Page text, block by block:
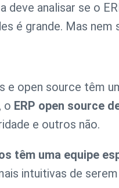
deve analisar se o
é grande. Mas
e open source têm
o ERP open source
e outros não.
têm uma equipe
intuitivas de